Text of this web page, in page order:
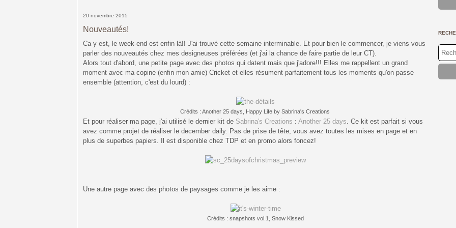
20 novembre 2015
Nouveautés!
Ca y est, le week-end est enfin là!! J'ai trouvé cette semaine interminable. Et pour bien le commencer, je viens vous
parler des nouveautés chez mes designeuses préférées (et j'ai la chance de faire partie de leur CT).
Alors tout d'abord, une petite page avec des photos qui datent mais que j'adore!!! Elles me rappellent un grand
moment avec ma copine (enfin mon amie) Cricket et elles résument parfaitement tous les moments qu'on passe
ensemble (attention, c'est du lourd) :
Crédits : Another 25 days, Happy Life by Sabrina's Creations
Et pour réaliser ma page, j'ai utilisé le dernier kit de Sabrina's Creations : Another 25 days. Ce kit est parfait si vous
avez comme projet de réaliser le december daily. Pas de prise de tête, vous avez toutes les mises en page et en
plus de superbes papiers. Il est disponible chez TDP et en promo alors foncez!
Une autre page avec des photos de paysages comme je les aime :
Crédits : snapshots vol.1, Snow Kissed